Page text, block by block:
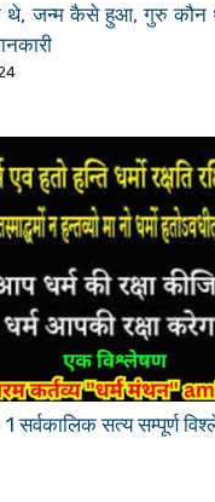
थे, जन्म कैसे हुआ, गुरु कौन
1 सर्वकालिक सत्य सम्पूर्ण